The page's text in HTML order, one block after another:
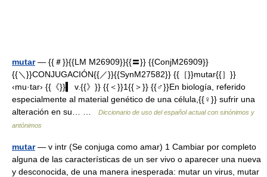
mutar— {{＃}}{{LM M26909}}{{〓}} {{ConjM26909}}
{{＼}}CONJUGACIÓN{{／}}{{SynM27582}} {{［}}mutar{{］}}
‹mu·tar› {{《}}▍ v.{{》}} {{＜}}1{{＞}} {{♂}}En biología, referido
especialmente al material genético de una célula,{{♀}} sufrir una
alteración en su… …
Diccionario de uso del español actual con sinónimos y
antónimos
mutar— v intr (Se conjuga como amar) 1 Cambiar por completo
alguna de las características de un ser vivo o aparecer una nueva
y desconocida, de una manera inesperada: mutar un virus, mutar